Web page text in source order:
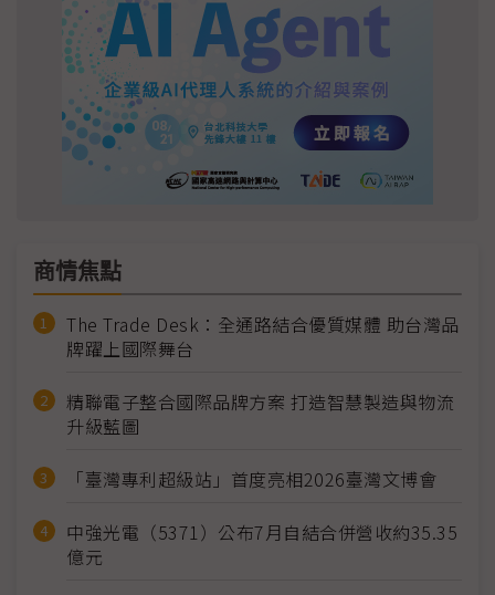
商情焦點
The Trade Desk：全通路結合優質媒體 助台灣品
牌躍上國際舞台
精聯電子整合國際品牌方案 打造智慧製造與物流
升級藍圖
「臺灣專利超級站」首度亮相2026臺灣文博會
中強光電（5371）公布7月自結合併營收約35.35
億元